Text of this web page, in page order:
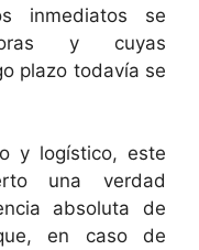
inmediatos se
y cuyas
plazo todavía se
y logístico, este
una verdad
absoluta de
en caso de